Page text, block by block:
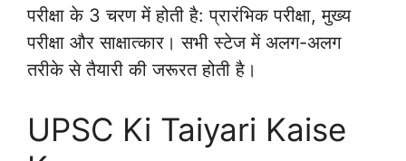
परीक्षा के 3 चरण में होती है: प्रारंभिक परीक्षा, मुख्य
परीक्षा और साक्षात्कार। सभी स्टेज में अलग-अलग
तरीके से तैयारी की जरूरत होती है।
UPSC Ki Taiyari Kaise